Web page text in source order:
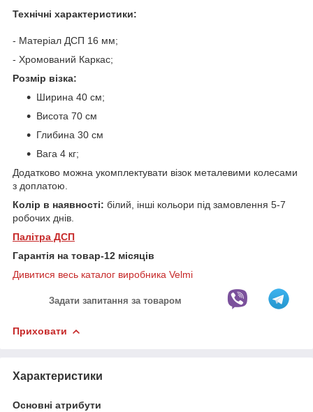
Технічні характеристики:
- Матеріал ДСП 16 мм;
- Хромований Каркас;
Розмір візка:
Ширина 40 см;
Висота 70 см
Глибина 30 см
Вага 4 кг;
Додатково можна укомплектувати візок металевими колесами
з доплатою.
Колір в наявності: білий, інші кольори під замовлення 5-7
робочих днів.
Палітра ДСП
Гарантія на товар-12 місяців
Дивитися весь каталог виробника Velmi
Задати запитання за товаром
Приховати
Характеристики
Основні атрибути